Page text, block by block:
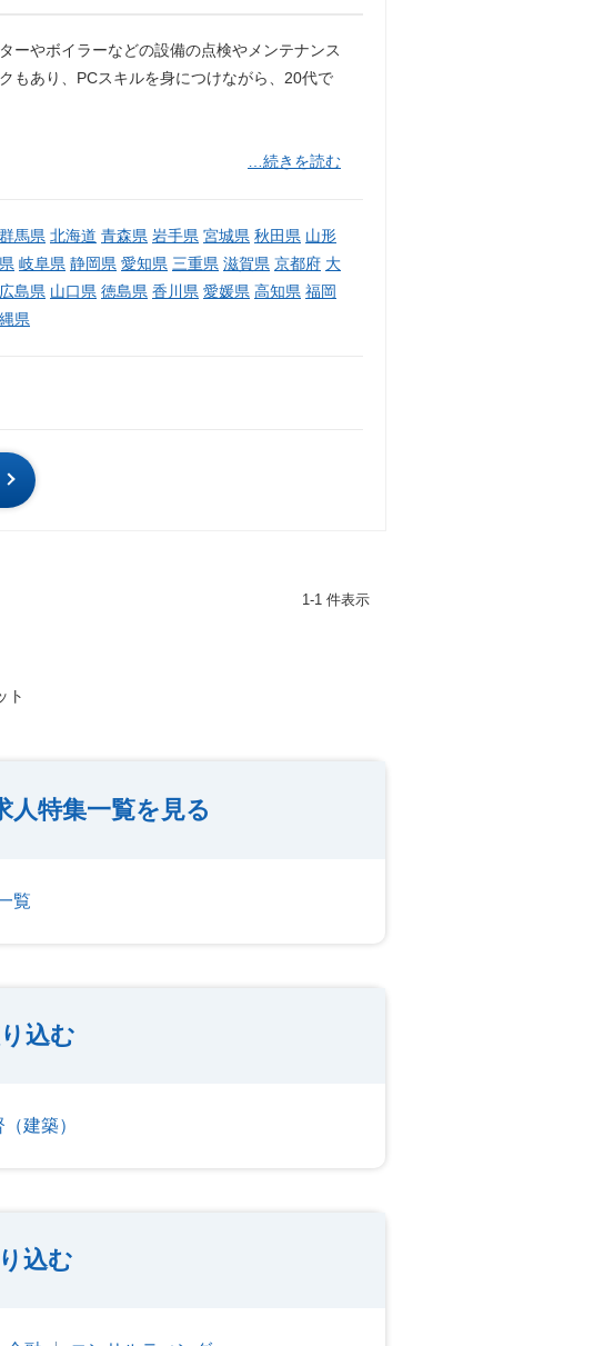
ーやボイラーなどの設備の点検やメンテナンス
もあり、PCスキルを身につけながら、20代で
…続きを読む
群馬県 北海道 青森県 岩手県 宮城県 秋田県 山形
岐阜県 静岡県 愛知県 三重県 滋賀県 京都府 大
広島県 山口県 徳島県 香川県 愛媛県 高知県 福岡
県
1-1 件表示
ト
人特集一覧を見る
覧
込む
建築）
込む